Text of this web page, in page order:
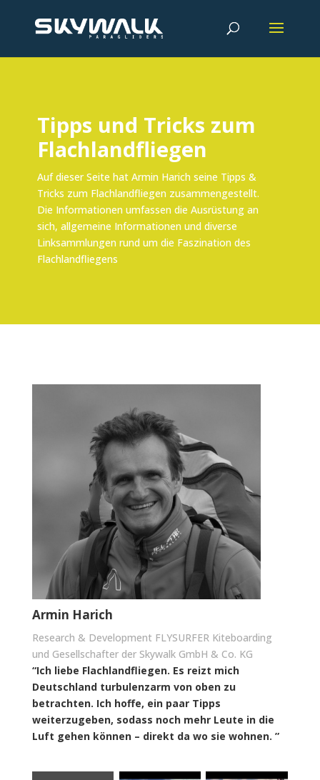
Tipps und Tricks zum
Flachlandfliegen
Auf dieser Seite hat Armin Harich seine Tipps &
Tricks zum Flachlandfliegen zusammengestellt.
Die Informationen umfassen die Ausrüstung an
sich, allgemeine Informationen und diverse
Linksammlungen rund um die Faszination des
Flachlandfliegens
Armin Harich
Research & Development FLYSURFER Kiteboarding
und Gesellschafter der Skywalk GmbH & Co. KG
“Ich liebe Flachlandfliegen. Es reizt mich
Deutschland turbulenzarm von oben zu
betrachten. Ich hoffe, ein paar Tipps
weiterzugeben, sodass noch mehr Leute in die
Luft gehen können – direkt da wo sie wohnen. ”